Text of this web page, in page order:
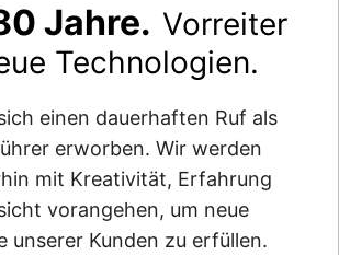
Jahre. Vorreiter
Technologien.
einen dauerhaften Ruf als
erworben. Wir werden
mit Kreativität, Erfahrung
vorangehen, um neue
unserer Kunden zu erfüllen.